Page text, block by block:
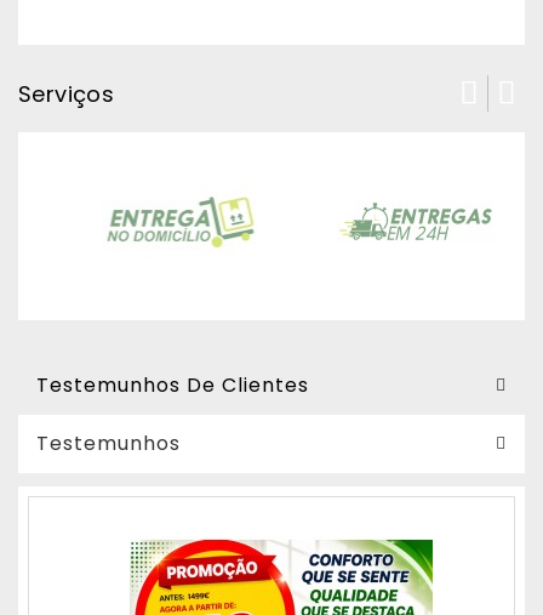
Serviços
Testemunhos De Clientes
Testemunhos